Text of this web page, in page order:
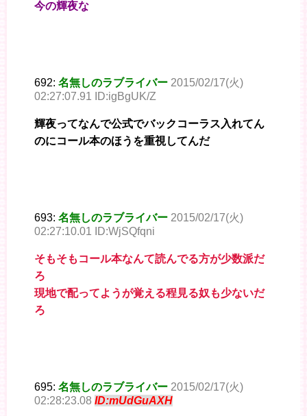
今の輝夜な
692: 名無しのラブライバー 2015/02/17(火)
02:27:07.91 ID:igBgUK/Z
輝夜ってなんで公式でバックコーラス入れてん
のにコール本のほうを重視してんだ
693: 名無しのラブライバー 2015/02/17(火)
02:27:10.01 ID:WjSQfqni
そもそもコール本なんて読んでる方が少数派だ
ろ
現地で配ってようが覚える程見る奴も少ないだ
ろ
695: 名無しのラブライバー 2015/02/17(火)
02:28:23.08 ID:mUdGuAXH